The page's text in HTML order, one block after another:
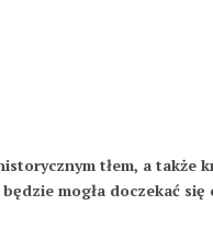
tłem, a
mogła doczekać się